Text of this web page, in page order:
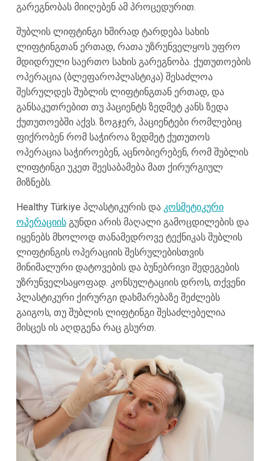
გარეგნობას მიიღებენ ამ პროცედურით.
შუბლის ლიფტინგი ხშირად ტარდება სახის
ლიფტინგთან ერთად, რათა უზრუნველყოს უფრო
მდიდრული საერთო სახის გარეგნობა. ქუთუთოების
ოპერაცია (ბლეფაროპლასტიკა) შესაძლოა
შესრულდეს შუბლის ლიფტინგთან ერთად, და
განსაკუთრებით თუ პაციენტს ზედმეტ კანს ზედა
ქუთუთოებში აქვს. ზოგჯერ, პაციენტები რომლებიც
ფიქრობენ რომ საჭიროა ზედმეტ ქუთუთოს
ოპერაცია საჭიროებენ, აცნობიერებენ, რომ შუბლის
ლიფტინგი უკეთ შეესაბამება მათ ქირურგიულ
მიზნებს.
Healthy Türkiye პლასტიკურის და კოსმეტიკური
ოპერაციისგუნდი არის მაღალი გამოცდილების და
იყენებს მხოლოდ თანამედროვე ტექნიკას შუბლის
ლიფტინგის ოპერაციის შესრულებისთვის
მინიმალური დატოვების და ბუნებრივი შედეგების
უზრუნველსაყოფად. კონსულტაციის დროს, თქვენი
პლასტიკური ქირურგი დახმარებაზე შეძლებს
გაიგოს, თუ შუბლის ლიფტინგი შესაძლებელია
მისცეს ის აღდგენა რაც გსურთ.